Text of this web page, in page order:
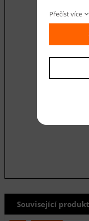
Související
Přečíst více